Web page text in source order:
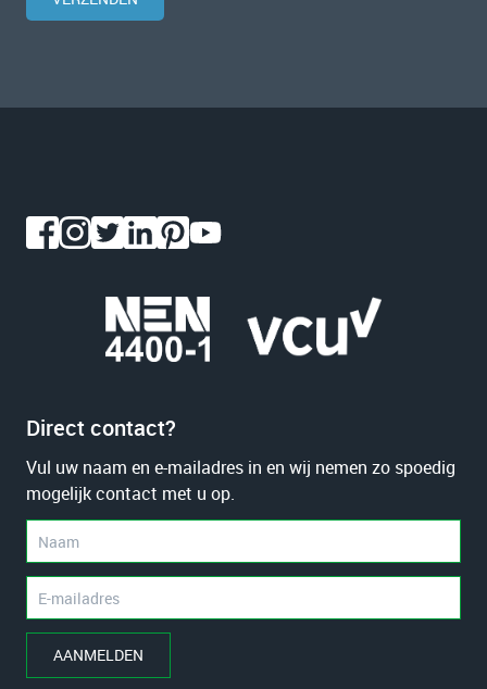
Direct contact?
Vul uw naam en e-mailadres in en wij nemen zo spoedig
mogelijk contact met u op.
AANMELDEN